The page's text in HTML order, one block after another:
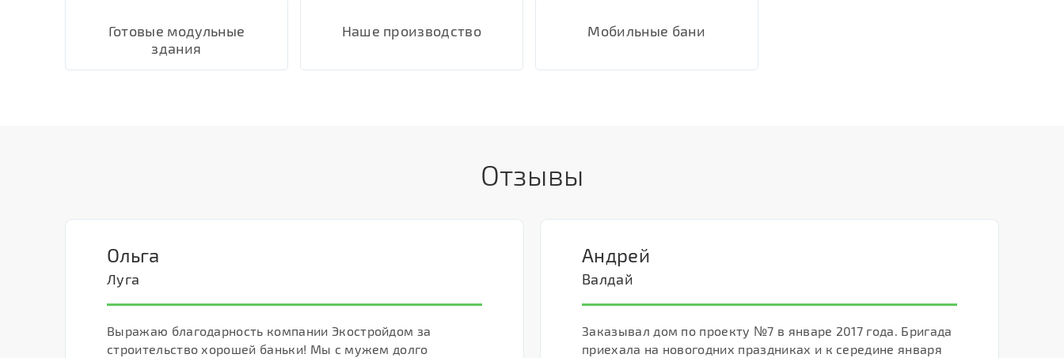
Готовые модульные
здания
Наше производство Мобильные бани
Отзывы
Ольга
Луга
Выражаю благодарность компании Экостройдом за
строительство хорошей баньки! Мы с мужем долго
Андрей
Валдай
Заказывал дом по проекту №7 в январе 2017 года. Бригада
приехала на новогодних праздниках и к середине января